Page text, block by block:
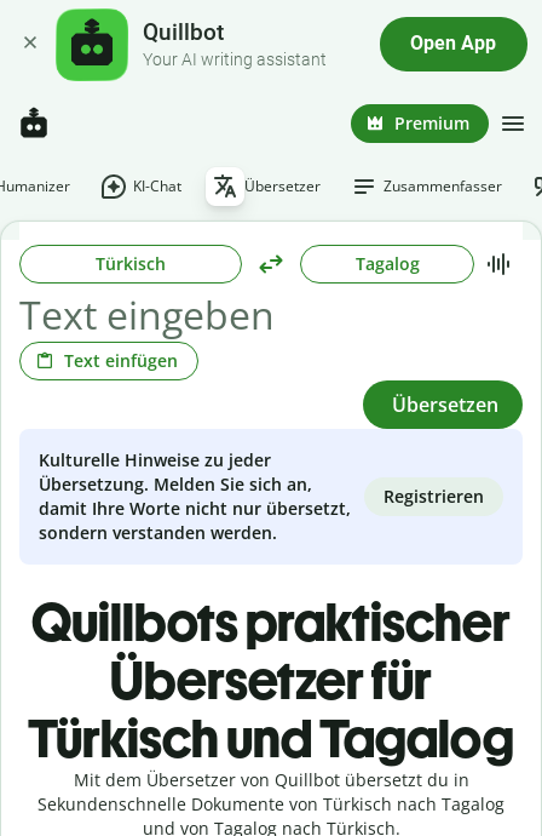
Quillbot
Your AI writing assistant
Open App
Premium
KI-Chat Übersetzer Zusammenfasser
Türkisch Tagalog
Text einfügen
Übersetzen
Kulturelle Hinweise zu jeder
Übersetzung. Melden Sie sich an,
damit Ihre Worte nicht nur übersetzt,
sondern verstanden werden.
Registrieren
Quillbots praktischer
Übersetzer für
Türkisch und Tagalog
Mit dem Übersetzer von Quillbot übersetzt du in
Sekundenschnelle Dokumente von Türkisch nach Tagalog
und von Tagalog nach Türkisch.